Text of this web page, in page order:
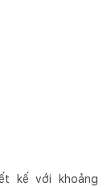
kế với khoảng